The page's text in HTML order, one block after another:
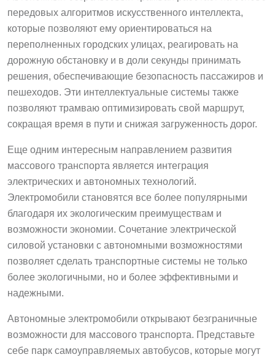
передовых алгоритмов искусственного интеллекта,
которые позволяют ему ориентироваться на
переполненных городских улицах, реагировать на
дорожную обстановку и в доли секунды принимать
решения, обеспечивающие безопасность пассажиров и
пешеходов. Эти интеллектуальные системы также
позволяют трамваю оптимизировать свой маршрут,
сокращая время в пути и снижая загруженность дорог.
Еще одним интересным направлением развития
массового транспорта является интеграция
электрических и автономных технологий.
Электромобили становятся все более популярными
благодаря их экологическим преимуществам и
возможности экономии. Сочетание электрической
силовой установки с автономными возможностями
позволяет сделать транспортные системы не только
более экологичными, но и более эффективными и
надежными.
Автономные электромобили открывают безграничные
возможности для массового транспорта. Представьте
себе парк самоуправляемых автобусов, которые могут